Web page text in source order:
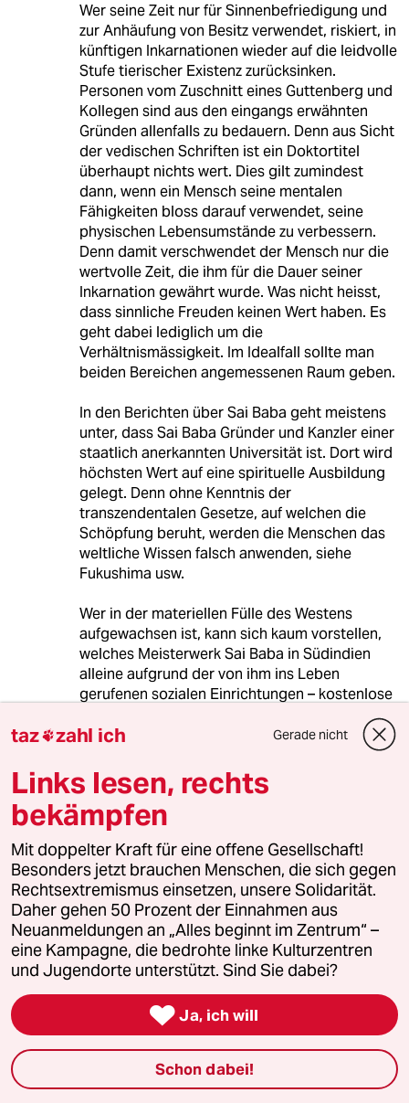
Wer seine Zeit nur für Sinnenbefriedigung und
zur Anhäufung von Besitz verwendet, riskiert, in
künftigen Inkarnationen wieder auf die leidvolle
Stufe tierischer Existenz zurücksinken.
Personen vom Zuschnitt eines Guttenberg und
Kollegen sind aus den eingangs erwähnten
Gründen allenfalls zu bedauern. Denn aus Sicht
der vedischen Schriften ist ein Doktortitel
überhaupt nichts wert. Dies gilt zumindest
dann, wenn ein Mensch seine mentalen
Fähigkeiten bloss darauf verwendet, seine
physischen Lebensumstände zu verbessern.
Denn damit verschwendet der Mensch nur die
wertvolle Zeit, die ihm für die Dauer seiner
Inkarnation gewährt wurde. Was nicht heisst,
dass sinnliche Freuden keinen Wert haben. Es
geht dabei lediglich um die
Verhältnismässigkeit. Im Idealfall sollte man
beiden Bereichen angemessenen Raum geben.
In den Berichten über Sai Baba geht meistens
unter, dass Sai Baba Gründer und Kanzler einer
staatlich anerkannten Universität ist. Dort wird
höchsten Wert auf eine spirituelle Ausbildung
gelegt. Denn ohne Kenntnis der
transzendentalen Gesetze, auf welchen die
Schöpfung beruht, werden die Menschen das
weltliche Wissen falsch anwenden, siehe
Fukushima usw.
Wer in der materiellen Fülle des Westens
aufgewachsen ist, kann sich kaum vorstellen,
welches Meisterwerk Sai Baba in Südindien
alleine aufgrund der von ihm ins Leben
gerufenen sozialen Einrichtungen – kostenlose
Wasserwerke usw. geschaffen hat. In
Puttaparthi hat Sai Baba unter anderem ein
Dorf für alleinerziehende Mütter errichten
lassen, denen in Indien häufig nur die Strasse
bleibt.
Hier sieht man Sai Baba 1990 bei der
Grundsteinlegung des Krankenhauses in
Puttaparthi. Ein halbes Jahr später war die
Eröffnung:
http://www.youtube.com/watch?
v=wLKU9A5HsNc
Hier haben westliche Pilger ihren Eindruck
festgehalten
taz zahl ich Gerade nicht
Links lesen, rechts
bekämpfen
Mit doppelter Kraft für eine offene Gesellschaft!
Besonders jetzt brauchen Menschen, die sich gegen
Rechtsextremismus einsetzen, unsere Solidarität.
Daher gehen 50 Prozent der Einnahmen aus
Neuanmeldungen an „Alles beginnt im Zentrum“ –
eine Kampagne, die bedrohte linke Kulturzentren
und Jugendorte unterstützt. Sind Sie dabei?
 Ja, ich will
Schon dabei!